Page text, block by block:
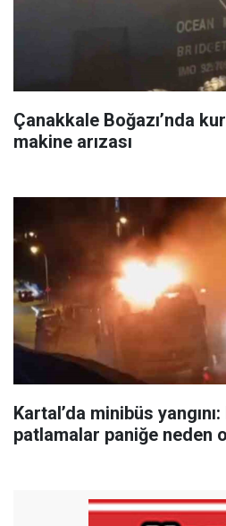
Çanakkale Boğazı’nda
makine arızası
Kartal’da minibüs
patlamalar paniğe neden